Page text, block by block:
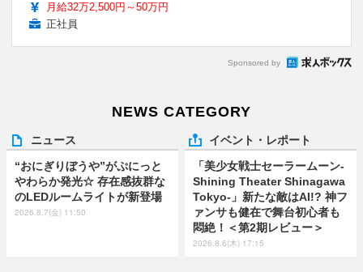
月給32万2,500円～50万円
正社員
Sponsored by
NEWS CATEGORY
ニュース
“おにぎりぼうや”がぷにっと
やわらか発光☆ 存在感抜群な
のLEDルームライトが新登場
2026.8.7(金) 11:50
イベント・レポート
「美少女戦士セーラームーン-
Shining Theater Shinagawa
Tokyo-」新たな敵はAI!? 神フ
ァンサも健在で舞台初心者も
悶絶！＜第2期レビュー＞
2026.8.6(木) 17:15